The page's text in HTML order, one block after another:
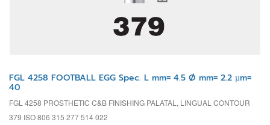
FGL 4258 FOOTBALL EGG Spec. L mm= 4.5 Ø mm= 2.2 µm=
40
FGL 4258 PROSTHETIC C&B FINISHING PALATAL, LINGUAL CONTOUR
379 ISO 806 315 277 514 022